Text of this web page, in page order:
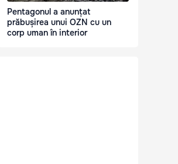
Pentagonul a anunțat
prăbușirea unui OZN cu un
corp uman în interior